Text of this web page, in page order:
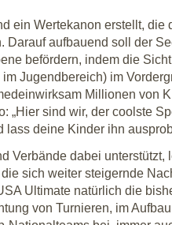
ein Wertekanon erstellt, die
aufbauend soll der
befördern, indem die
Jugendbereich) im
Millionen von
„Hier sind wir, der coolste
lass deine Kinder ihn
Verbände dabei unterstützt,
sich weiter steigernde
Ultimate natürlich die
von Turnieren, im